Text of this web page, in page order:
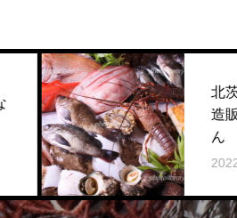
北茨城市で魚の卸売と製
造販売は株式会社まえけ
ん
2022.05.20